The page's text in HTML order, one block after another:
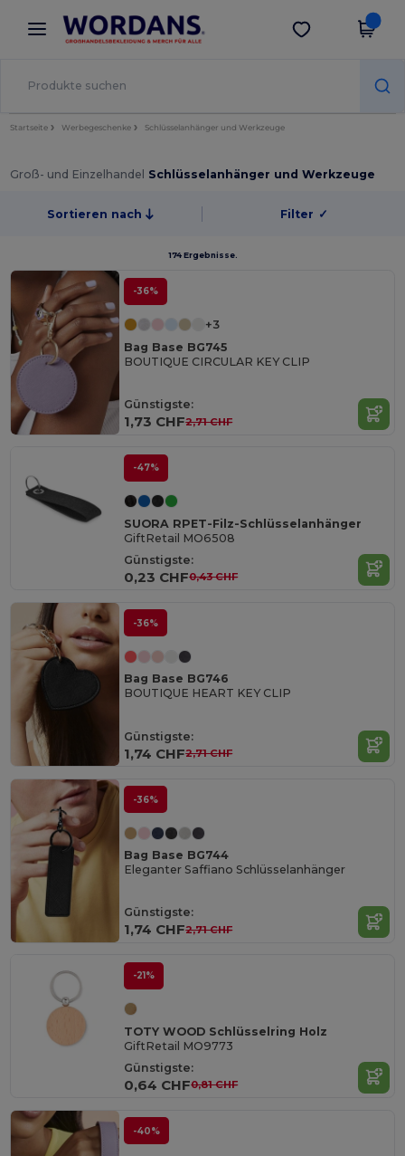
× Wordans App
Bessere Preise in der App!
App holen
Startseite Werbegeschenke Schlüsselanhänger und Werkzeuge
Groß- und Einzelhandel Schlüsselanhänger und Werkzeuge
Sortieren nach Filter ✓
174 Ergebnisse.
-36%
+3
Bag Base BG745
BOUTIQUE CIRCULAR KEY CLIP
Günstigste:
1,73 CHF2,71 CHF
-47%
SUORA RPET-Filz-Schlüsselanhänger
GiftRetail MO6508
Günstigste:
0,23 CHF0,43 CHF
-36%
Bag Base BG746
BOUTIQUE HEART KEY CLIP
Günstigste:
1,74 CHF2,71 CHF
-36%
Bag Base BG744
Eleganter Saffiano Schlüsselanhänger
Günstigste:
1,74 CHF2,71 CHF
-21%
TOTY WOOD Schlüsselring Holz
GiftRetail MO9773
Günstigste:
0,64 CHF0,81 CHF
-40%